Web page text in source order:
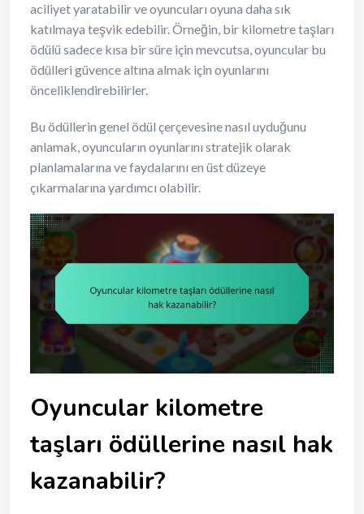
aciliyet yaratabilir ve oyuncuları oyuna daha sık
katılmaya teşvik edebilir. Örneğin, bir kilometre taşları
ödülü sadece kısa bir süre için mevcutsa, oyuncular bu
ödülleri güvence altına almak için oyunlarını
önceliklendirebilirler.
Bu ödüllerin genel ödül çerçevesine nasıl uyduğunu
anlamak, oyuncuların oyunlarını stratejik olarak
planlamalarına ve faydalarını en üst düzeye
çıkarmalarına yardımcı olabilir.
Oyuncular kilometre
taşları ödüllerine nasıl hak
kazanabilir?